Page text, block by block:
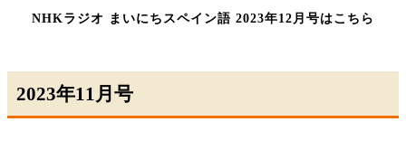
NHKラジオ まいにちスペイン語 2023年12月号はこちら
2023年11月号